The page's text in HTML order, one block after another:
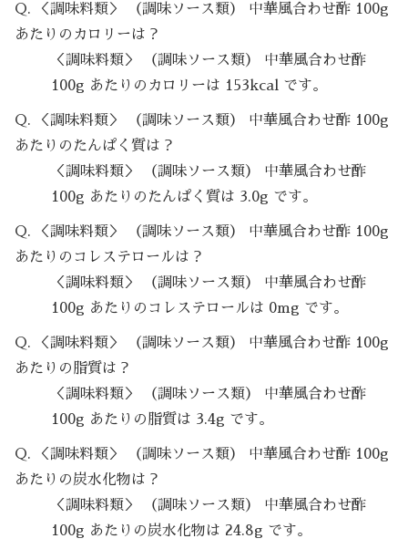
Q. ＜調味料類＞ （調味ソース類） 中華風合わせ酢 100g
あたりのカロリーは？
＜調味料類＞ （調味ソース類） 中華風合わせ酢
100g あたりのカロリーは 153kcal です。
Q. ＜調味料類＞ （調味ソース類） 中華風合わせ酢 100g
あたりのたんぱく質は？
＜調味料類＞ （調味ソース類） 中華風合わせ酢
100g あたりのたんぱく質は 3.0g です。
Q. ＜調味料類＞ （調味ソース類） 中華風合わせ酢 100g
あたりのコレステロールは？
＜調味料類＞ （調味ソース類） 中華風合わせ酢
100g あたりのコレステロールは 0mg です。
Q. ＜調味料類＞ （調味ソース類） 中華風合わせ酢 100g
あたりの脂質は？
＜調味料類＞ （調味ソース類） 中華風合わせ酢
100g あたりの脂質は 3.4g です。
Q. ＜調味料類＞ （調味ソース類） 中華風合わせ酢 100g
あたりの炭水化物は？
＜調味料類＞ （調味ソース類） 中華風合わせ酢
100g あたりの炭水化物は 24.8g です。